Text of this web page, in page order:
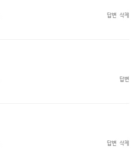
답변 삭제
답변
답변 삭제